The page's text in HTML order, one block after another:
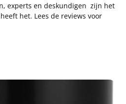
experts en deskundigen zijn het
het. Lees de reviews voor